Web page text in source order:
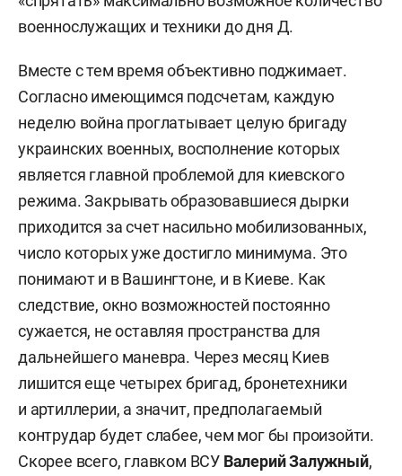
военнослужащих и техники до дня Д.
Вместе с тем время объективно поджимает.
Согласно имеющимся подсчетам, каждую
неделю война проглатывает целую бригаду
украинских военных, восполнение которых
является главной проблемой для киевского
режима. Закрывать образовавшиеся дырки
приходится за счет насильно мобилизованных,
число которых уже достигло минимума. Это
понимают и в Вашингтоне, и в Киеве. Как
следствие, окно возможностей постоянно
сужается, не оставляя пространства для
дальнейшего маневра. Через месяц Киев
лишится еще четырех бригад, бронетехники
и артиллерии, а значит, предполагаемый
контрудар будет слабее, чем мог бы произойти.
Скорее всего, главком ВСУ Валерий Залужный,